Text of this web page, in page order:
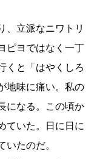
、立派なニワトリ
ピヨではなく一丁
くと「はやくしろ
地味に痛い。私の
になる。この頃か
ていた。日に日に
いたのだ。